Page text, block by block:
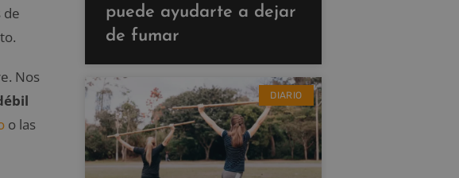
de
Nos
o las
puede ayudarte a dejar
de fumar
DIARIO